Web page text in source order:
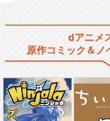
dアニメ
原作コミック＆ノ